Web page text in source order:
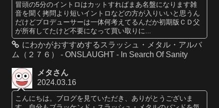
冒頭の5分のイントロはカットすればまあ名盤になります雑
音を聞く拷問より短いイントロなどの方が入りいいと思うん
だけどプロデューサーは一体何考えてるんだか初期版ＣＤ父
が所有してたけど不要になって買い取りに...
にわかがおすすめするスラッシュ・メタル・アルバ
ム（２７６） - ONSLAUGHT - In Search Of Sanity
メタさん
2024.03.16
こんにちは。ブログを見ていただき、ありがとうございま